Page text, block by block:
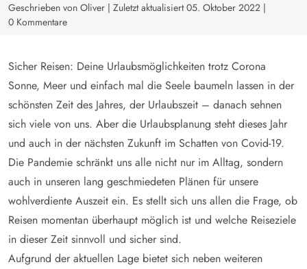
Geschrieben von Oliver | Zuletzt aktualisiert 05. Oktober 2022 |
0 Kommentare
Sicher Reisen: Deine Urlaubsmöglichkeiten trotz Corona
Sonne, Meer und einfach mal die Seele baumeln lassen in der
schönsten Zeit des Jahres, der Urlaubszeit – danach sehnen
sich viele von uns. Aber die Urlaubsplanung steht dieses Jahr
und auch in der nächsten Zukunft im Schatten von Covid-19.
Die Pandemie schränkt uns alle nicht nur im Alltag, sondern
auch in unseren lang geschmiedeten Plänen für unsere
wohlverdiente Auszeit ein. Es stellt sich uns allen die Frage, ob
Reisen momentan überhaupt möglich ist und welche Reiseziele
in dieser Zeit sinnvoll und sicher sind.
Aufgrund der aktuellen Lage bietet sich neben weiteren